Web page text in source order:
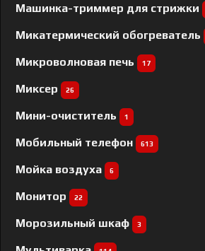
Машинка-триммер для стрижки
Микатермический обогреватель
Микроволновая печь 17
Миксер 26
Мини-очиститель 1
Мобильный телефон 613
Мойка воздуха 6
Монитор 22
Морозильный шкаф 3